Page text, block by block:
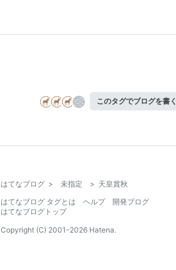
このタグでブログを書く
はてなブログ > 未指定 > 天皇賞秋
はてなブログ タグとは
ヘルプ
開発ブログ
はてなブログトップ
Copyright (C) 2001-2026 Hatena.